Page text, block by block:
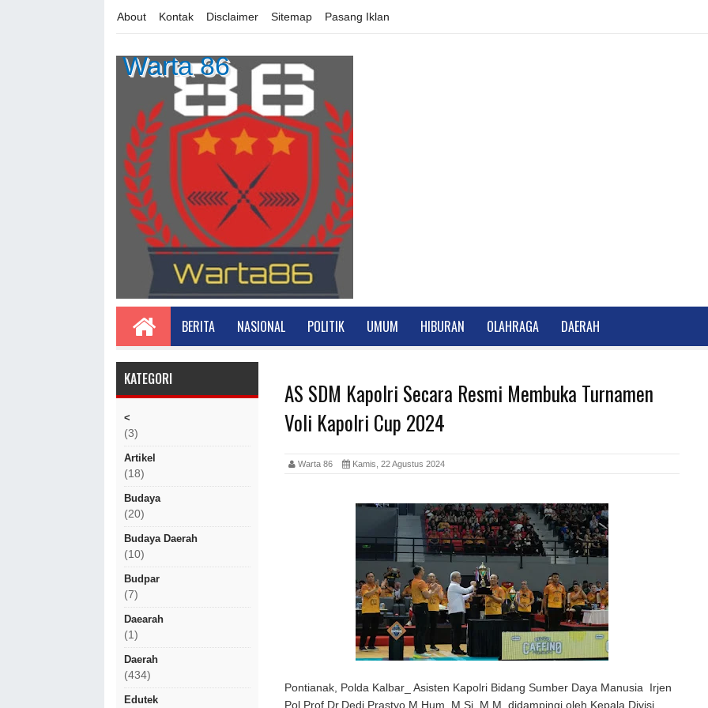
About Kontak Disclaimer Sitemap Pasang Iklan
Warta 86
BERITA NASIONAL POLITIK UMUM HIBURAN OLAHRAGA DAERAH
KATEGORI
<
(3)
Artikel
(18)
Budaya
(20)
Budaya Daerah
(10)
Budpar
(7)
Daearah
(1)
Daerah
(434)
Edutek
AS SDM Kapolri Secara Resmi Membuka Turnamen
Voli Kapolri Cup 2024
Warta 86 Kamis, 22 Agustus 2024
Pontianak, Polda Kalbar_ Asisten Kapolri Bidang Sumber Daya Manusia Irjen
Pol Prof Dr.Dedi Prastyo M.Hum.,M.Si.,M.M, didampingi oleh Kepala Divisi